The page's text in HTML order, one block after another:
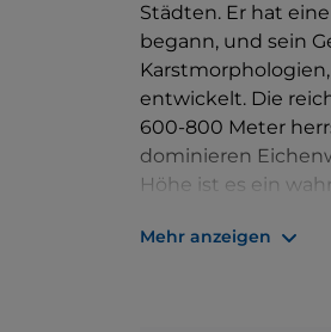
Städten. Er hat
begann, und sein
entwickelt. Die
600-800 Meter
dominieren
Höhe ist es ein
durchziehen
Mehr anzeigen